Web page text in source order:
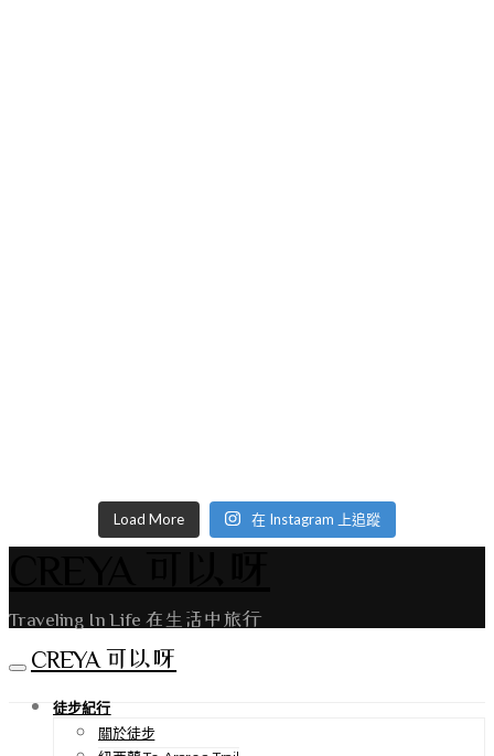
Load More 在 Instagram 上追蹤
Traveling In Life 在生活中旅行
CREYA 可以呀
徒步紀行
關於徒步